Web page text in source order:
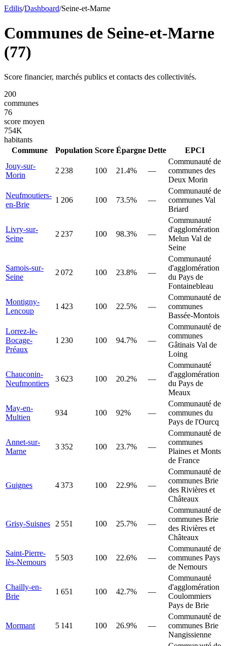
Edilis/Dashboard/Seine-et-Marne
Communes de Seine-et-Marne
(77)
Score financier, marchés publics et contacts des collectivités.
200
communes
76
score moyen
754K
habitants
Commune
Population Score Épargne Dette
EPCI
Jouy-sur-
Morin
2 238 100 21.4% —
Communauté de
communes des
Deux Morin
Neufmoutiers-
en-Brie
1 206 100 73.5% —
Communauté de
communes Val
Briard
Livry-sur-
Seine
2 237 100 98.3% —
Communauté
d'agglomération
Melun Val de
Seine
Samois-sur-
Seine
2 072 100 23.8% —
Communauté
d'agglomération
du Pays de
Fontainebleau
Montigny-
Lencoup
1 423 100 22.5% —
Communauté de
communes
Bassée-Montois
Lorrez-le-
Bocage-
Préaux
1 230 100 94.7% —
Communauté de
communes
Gâtinais Val de
Loing
Chauconin-
Neufmontiers
3 623 100 20.2% —
Communauté
d'agglomération
du Pays de
Meaux
May-en-
Multien
934 100 92% —
Communauté de
communes du
Pays de l'Ourcq
Annet-sur-
Marne
3 352 100 23.7% —
Communauté de
communes
Plaines et Monts
de France
Guignes 4 373 100 22.9% —
Communauté de
communes Brie
des Rivières et
Châteaux
Grisy-Suisnes 2 551 100 25.7% —
Communauté de
communes Brie
des Rivières et
Châteaux
Saint-Pierre-
lès-Nemours
5 503 100 22.6% —
Communauté de
communes Pays
de Nemours
Chailly-en-
Brie
1 651 100 42.7% —
Communauté
d'agglomération
Coulommiers
Pays de Brie
Mormant 5 141 100 26.9% —
Communauté de
communes Brie
Nangissienne